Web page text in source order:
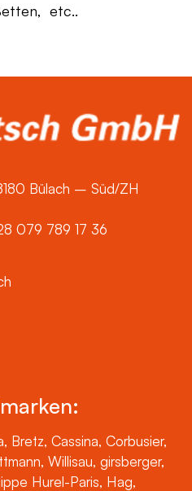
etc..
Bülach – Süd/ZH
079 789 17 36
Bretz, Cassina, Corbusier,
Willisau, girsberger,
Hurel-Paris, Hag,